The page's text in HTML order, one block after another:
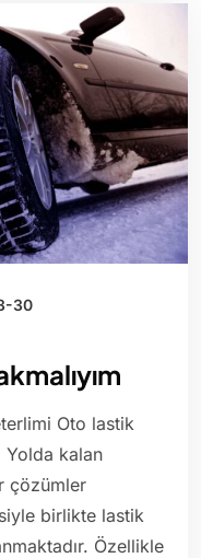
30
Oto lastik
Yolda kalan
çözümler
birlikte lastik
Özellikle